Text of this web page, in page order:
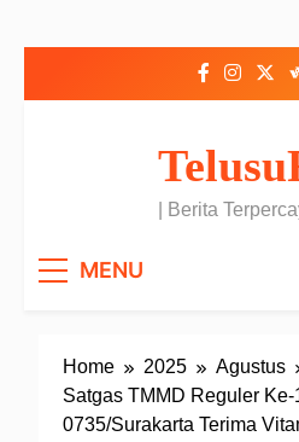
| Berita
MENU
Home 2025
Agustus
Satgas TMMD Reguler
0735/Surakarta Terima